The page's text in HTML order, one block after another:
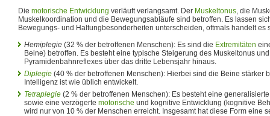
Die motorische Entwicklung verläuft verlangsamt. Der Muskeltonus, die
Muskelkoordination und die Bewegungsabläufe sind betroffen. Es lassen
Bewegungs- und Haltungbesonderheiten unterscheiden, oftmals handelt es
Hemiplegie (32 % der betroffenen Menschen): Es sind die Extremitäten
Beine) betroffen. Es besteht eine typische Steigerung des Muskeltonus
Pyramidenbahnreflexes über das dritte Lebensjahr hinaus.
Diplegie (40 % der betroffenen Menschen): Hierbei sind die Beine stärker
Intelligenz ist wie üblich entwickelt.
Tetraplegie (2 % der betroffenen Menschen): Es besteht eine
sowie eine verzögerte motorische und kognitive Entwicklung (kognitive
wird nur von 10 % der Menschen erreicht. Insgesamt hat diese Form eine